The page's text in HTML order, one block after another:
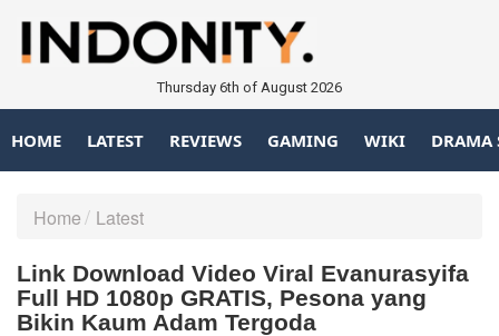
Thursday 6th of August 2026
HOME LATEST REVIEWS GAMING WIKI DRAMA
Home Latest
Link Download Video Viral Evanurasyifa
Full HD 1080p GRATIS, Pesona yang
Bikin Kaum Adam Tergoda